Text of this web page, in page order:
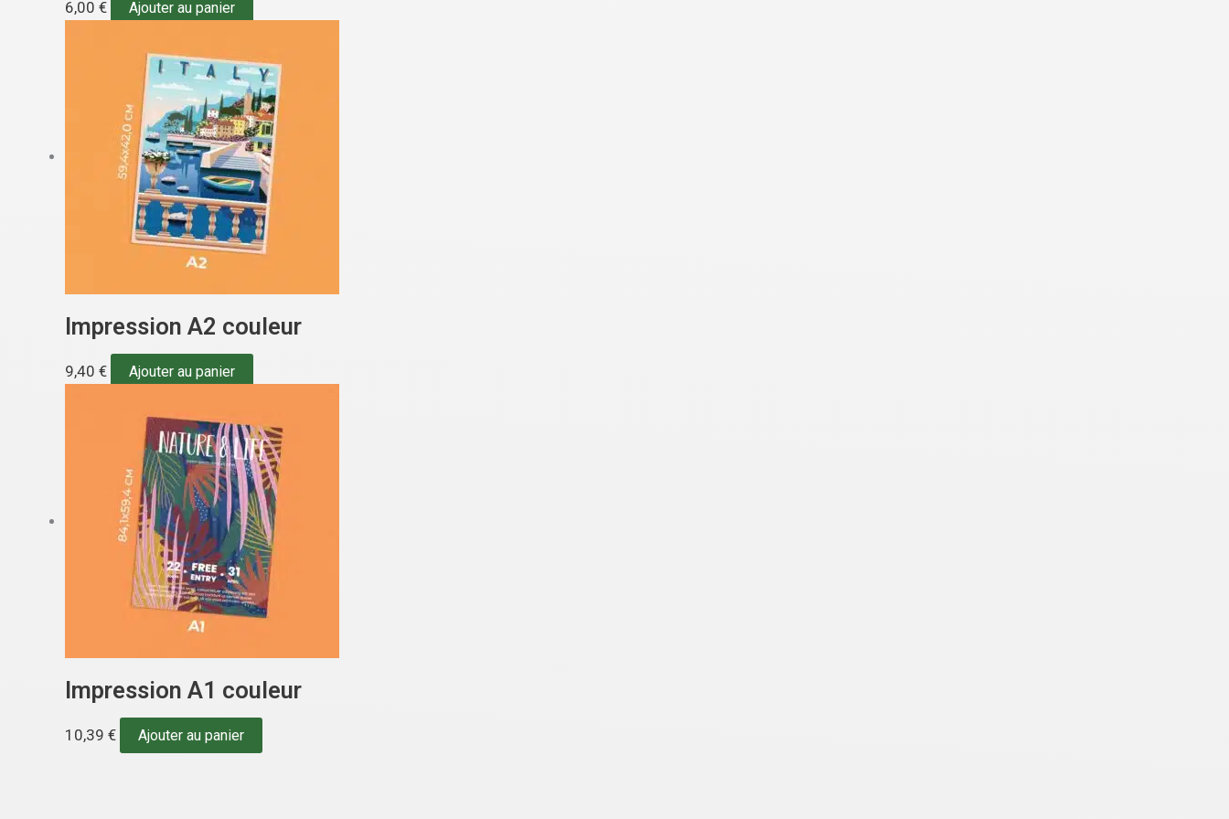
6,00 € Ajouter au panier
Impression A2 couleur
9,40 € Ajouter au panier
Impression A1 couleur
10,39 € Ajouter au panier